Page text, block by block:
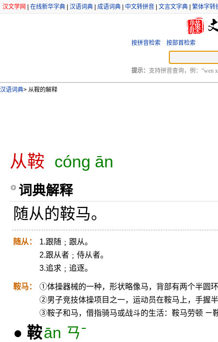
汉文学网 在线新华字典 汉语词典 成语词典 中文转拼音 文言文字典 繁体字转
按拼音检索 按部首检索
提示： 支持拼音查询，例：“wen
汉语词典> 从鞍的解释
从鞍 cóng ān
词典解释
随从的鞍马。
随从：
1.跟随﹔跟从。
2.跟从者﹔侍从者。
3.追求﹔追逐。
鞍马：
①体操器械的一种，形状略像马，背部有两个半圆
②男子竞技体操项目之一，运动员在鞍马上，手握
③鞍子和马，借指骑马或战斗的生活：鞍马劳顿 ㄧ
● 鞍ān ㄢˉ